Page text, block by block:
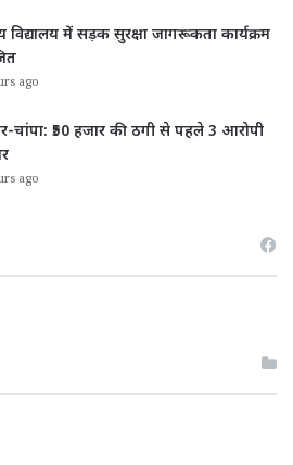
विद्यालय में सड़क सुरक्षा जागरूकता कार्यक्रम
ago
चांपा: ₹50 हजार की ठगी से पहले 3 आरोपी
ago